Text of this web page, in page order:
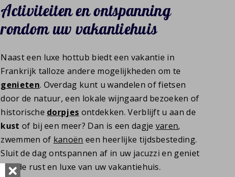
Activiteiten en ontspanning
rondom uw vakantiehuis
Naast een luxe hottub biedt een vakantie in
Frankrijk talloze andere mogelijkheden om te
genieten. Overdag kunt u wandelen of fietsen
door de natuur, een lokale wijngaard bezoeken of
historische dorpjes ontdekken. Verblijft u aan de
kust of bij een meer? Dan is een dagje varen,
zwemmen of kanoën een heerlijke tijdsbesteding.
Sluit de dag ontspannen af in uw jacuzzi en geniet
van de rust en luxe van uw vakantiehuis.